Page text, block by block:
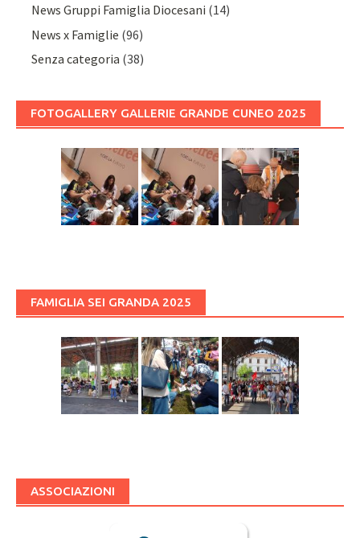
News Gruppi Famiglia Diocesani (14)
News x Famiglie (96)
Senza categoria (38)
FOTOGALLERY GALLERIE GRANDE CUNEO 2025
FAMIGLIA SEI GRANDA 2025
ASSOCIAZIONI